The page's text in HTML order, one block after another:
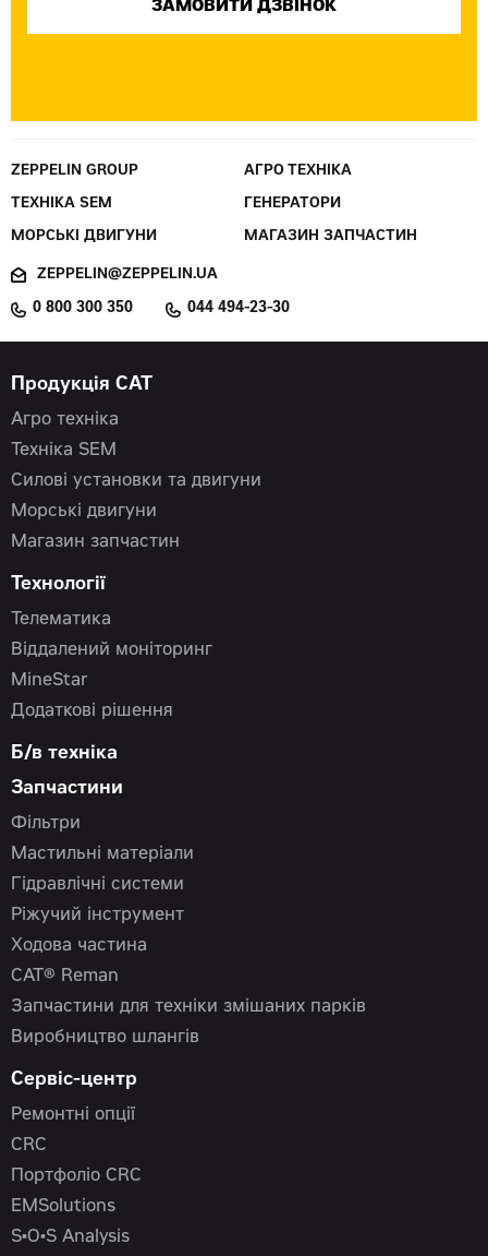
ZEPPELIN GROUP АГРО ТЕХНІКА
ТЕХНІКА SEM ГЕНЕРАТОРИ
МОРСЬКІ ДВИГУНИ МАГАЗИН ЗАПЧАСТИН
ZEPPELIN@ZEPPELIN.UA
0 800 300 350 044 494-23-30
Продукція CAT
Агро техніка
Техніка SEM
Силові установки та двигуни
Морські двигуни
Магазин запчастин
Технології
Телематика
Віддалений моніторинг
MineStar
Додаткові рішення
Б/в техніка
Запчастини
Фільтри
Мастильні матеріали
Гідравлічні системи
Ріжучий інструмент
Ходова частина
CAT® Reman
Запчастини для техніки змішаних парків
Виробництво шлангів
Сервіс-центр
Ремонтні опції
CRC
Портфоліо CRC
EMSolutions
S•O•S Analysis